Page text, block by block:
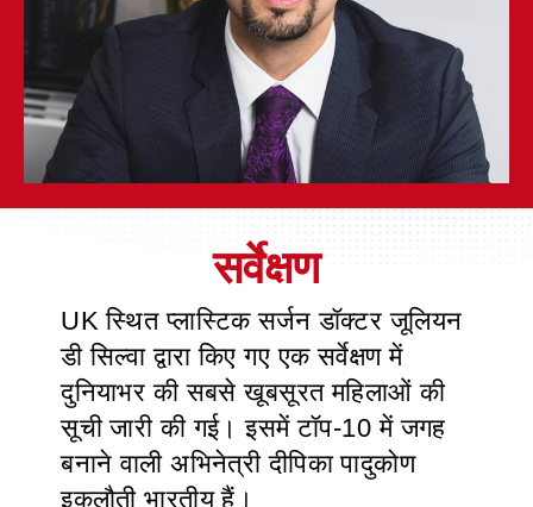
सर्वेक्षण
UK स्थित प्लास्टिक सर्जन डॉक्टर जूलियन
डी सिल्वा द्वारा किए गए एक सर्वेक्षण में
दुनियाभर की सबसे खूबसूरत महिलाओं की
सूची जारी की गई। इसमें टॉप-10 में जगह
बनाने वाली अभिनेत्री दीपिका पादुकोण